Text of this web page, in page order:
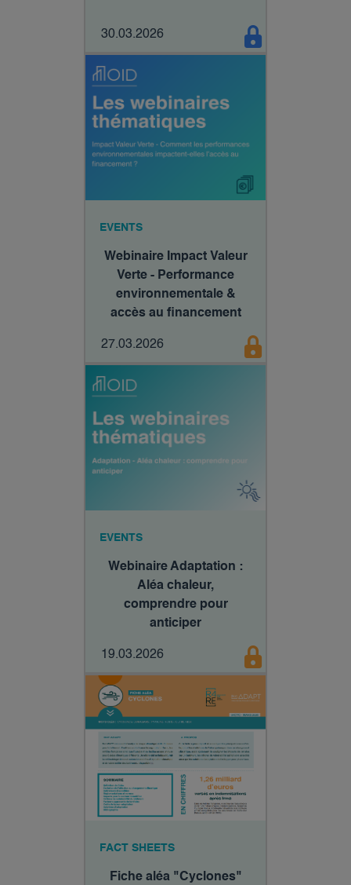
30.03.2026
EVENTS
Webinaire Impact Valeur
Verte - Performance
environnementale &
accès au financement
27.03.2026
EVENTS
Webinaire Adaptation :
Aléa chaleur,
comprendre pour
anticiper​
19.03.2026
FACT SHEETS
Fiche aléa "Cyclones"